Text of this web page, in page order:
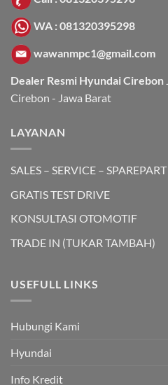
WA : 081320395298
wawanmpc1@gmail.com
Dealer Resmi Hyundai Cirebon
Cirebon - Jawa Barat
LAYANAN
SALES – SERVICE – SPAREPART
GRATIS TEST DRIVE
KONSULTASI OTOMOTIF
TRADE IN (TUKAR TAMBAH)
USEFULL LINKS
Hubungi Kami
Hyundai
Info Kredit